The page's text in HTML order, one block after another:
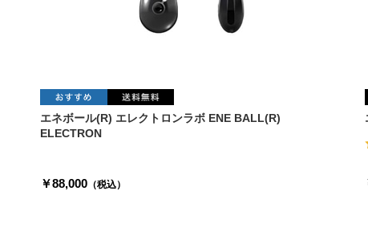
エネボール(R) エレクトロンラボ ENE BALL(R)
ELECTRON
￥88,000 （税込）